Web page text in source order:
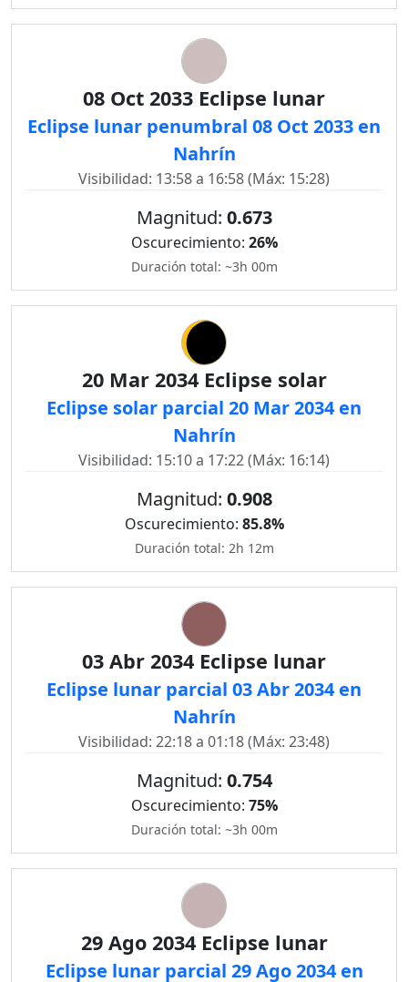
08 Oct 2033 Eclipse lunar
Eclipse lunar penumbral 08 Oct 2033 en
Nahrín
Visibilidad: 13:58 a 16:58 (Máx: 15:28)
Magnitud: 0.673
Oscurecimiento: 26%
Duración total: ~3h 00m
20 Mar 2034 Eclipse solar
Eclipse solar parcial 20 Mar 2034 en
Nahrín
Visibilidad: 15:10 a 17:22 (Máx: 16:14)
Magnitud: 0.908
Oscurecimiento: 85.8%
Duración total: 2h 12m
03 Abr 2034 Eclipse lunar
Eclipse lunar parcial 03 Abr 2034 en
Nahrín
Visibilidad: 22:18 a 01:18 (Máx: 23:48)
Magnitud: 0.754
Oscurecimiento: 75%
Duración total: ~3h 00m
29 Ago 2034 Eclipse lunar
Eclipse lunar parcial 29 Ago 2034 en